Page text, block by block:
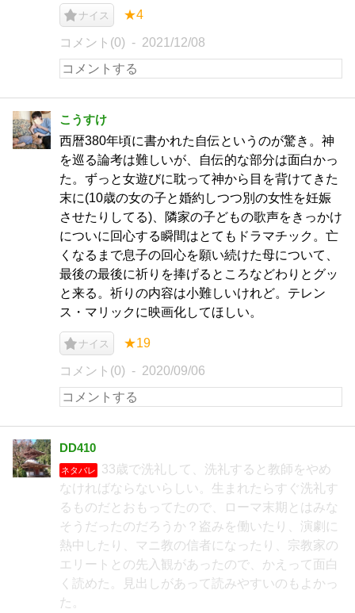
ナイス ★4
コメント(0) 2021/12/08
こうすけ
西暦380年頃に書かれた自伝というのが驚き。神
を巡る論考は難しいが、自伝的な部分は面白かっ
た。ずっと女遊びに耽って神から目を背けてきた
末に(10歳の女の子と婚約しつつ別の女性を妊娠
させたりしてる)、隣家の子どもの歌声をきっかけ
についに回心する瞬間はとてもドラマチック。亡
くなるまで息子の回心を願い続けた母について、
最後の最後に祈りを捧げるところなどわりとグッ
と来る。祈りの内容は小難しいけれど。テレン
ス・マリックに映画化してほしい。
ナイス ★19
コメント(0) 2020/09/06
DD410
ネタバレ
33歳で洗礼して、洗礼すると教師をやめ
なければならないらしい。生まれたらすぐ洗礼す
るものだとおもってたので、ローマ末期とはみな
そうだったのだろうか？盗みを働いたり、演劇に
熱中したり、マニ教の信者になったり、宗教家の
エリートとの先入観があったので、かえって面白
く読めた。見出しがあって読みやすいのもよかっ
た。